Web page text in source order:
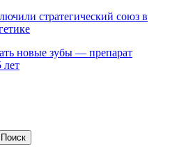
стратегический союз в
новые зубы — препарат
лет